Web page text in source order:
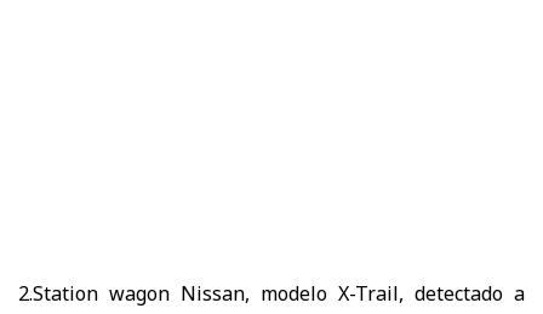
2.Station wagon Nissan, modelo X-Trail, detectado a